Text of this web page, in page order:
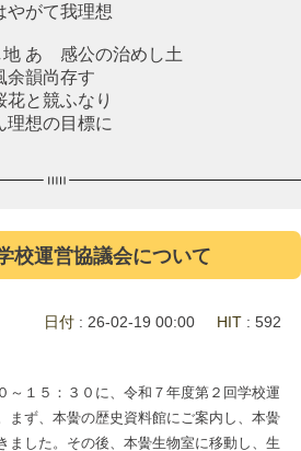
やがて我理想
あゝ感公の治めし土
余韻尚存す
花と競ふなり
理想の目標に
運営協議会について
日付 : 26-02-19 00:00 HIT : 592
～１５：３０に、令和７年度第２回学校運
まず、本黌の歴史資料館にご案内し、本黌
ました。その後、本黌生物室に移動し、生